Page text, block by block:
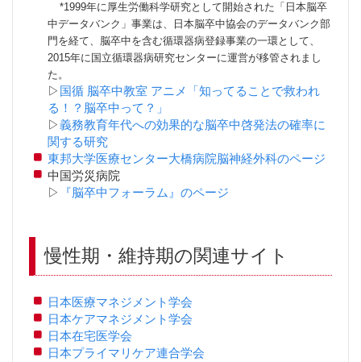
*1999年に厚生労働科学研究として開始された「日本脳卒
中データバンク」事業は、日本脳卒中協会のデータバンク部
門を経て、脳卒中を含む循環器病登録事業の一環として、
2015年に国立循環器病研究センターに運営が移管されまし
た。
▷ 国循 脳卒中教室 アニメ「知ってることで救われ
る！？脳卒中って？」
▷義務教育年代への効果的な脳卒中啓発法の確率に
関する研究
東邦大学医療センター大橋病院脳神経外科のページ
中国労災病院
▷
『脳卒中フォーラム』のページ
慢性期・維持期の関連サイト
日本医療マネジメント学会
日本ケアマネジメント学会
日本在宅医学会
日本プライマリケア連合学会